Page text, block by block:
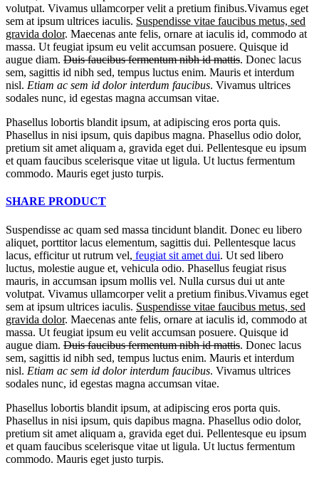
volutpat. Vivamus ullamcorper velit a pretium finibus.Vivamus eget
sem at ipsum ultrices iaculis. Suspendisse vitae faucibus metus, sed
gravida dolor. Maecenas ante felis, ornare at iaculis id, commodo at
massa. Ut feugiat ipsum eu velit accumsan posuere. Quisque id
augue diam. Duis faucibus fermentum nibh id mattis. Donec lacus
sem, sagittis id nibh sed, tempus luctus enim. Mauris et interdum
nisl. Etiam ac sem id dolor interdum faucibus. Vivamus ultrices
sodales nunc, id egestas magna accumsan vitae.
Phasellus lobortis blandit ipsum, at adipiscing eros porta quis.
Phasellus in nisi ipsum, quis dapibus magna. Phasellus odio dolor,
pretium sit amet aliquam a, gravida eget dui. Pellentesque eu ipsum
et quam faucibus scelerisque vitae ut ligula. Ut luctus fermentum
commodo. Mauris eget justo turpis.
SHARE PRODUCT
Suspendisse ac quam sed massa tincidunt blandit. Donec eu libero
aliquet, porttitor lacus elementum, sagittis dui. Pellentesque lacus
lacus, efficitur ut rutrum vel, feugiat sit amet dui. Ut sed libero
luctus, molestie augue et, vehicula odio. Phasellus feugiat risus
mauris, in accumsan ipsum mollis vel. Nulla cursus dui ut ante
volutpat. Vivamus ullamcorper velit a pretium finibus.Vivamus eget
sem at ipsum ultrices iaculis. Suspendisse vitae faucibus metus, sed
gravida dolor. Maecenas ante felis, ornare at iaculis id, commodo at
massa. Ut feugiat ipsum eu velit accumsan posuere. Quisque id
augue diam. Duis faucibus fermentum nibh id mattis. Donec lacus
sem, sagittis id nibh sed, tempus luctus enim. Mauris et interdum
nisl. Etiam ac sem id dolor interdum faucibus. Vivamus ultrices
sodales nunc, id egestas magna accumsan vitae.
Phasellus lobortis blandit ipsum, at adipiscing eros porta quis.
Phasellus in nisi ipsum, quis dapibus magna. Phasellus odio dolor,
pretium sit amet aliquam a, gravida eget dui. Pellentesque eu ipsum
et quam faucibus scelerisque vitae ut ligula. Ut luctus fermentum
commodo. Mauris eget justo turpis.